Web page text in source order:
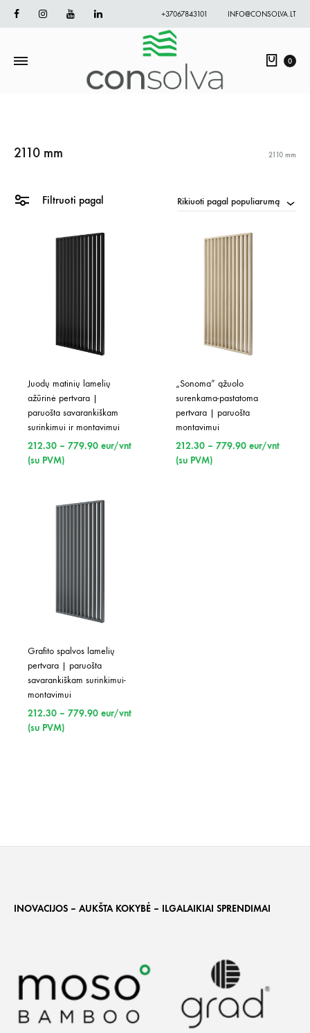
FacebookInstagramYoutubeLinkedin +37067843101 INFO@CONSOLVA.LT
0
2110 mm 2110 mm
Filtruoti pagal Rikiuoti pagal populiarumą
Juodų matinių lamelių
ažūrinė pertvara |
paruošta savarankiškam
surinkimui ir montavimui
212.30 – 779.90Price
779.90
eur/vnt
(su PVM)
„Sonoma” ąžuolo
surenkama-pastatoma
pertvara | paruošta
montavimui
212.30 – 779.90Price
eur/vnt
(su PVM)
Grafito spalvos lamelių
pertvara | paruošta
savarankiškam surinkimui-
montavimui
212.30 – 779.90Price
eur/vnt
(su PVM)
INOVACIJOS – AUKŠTA KOKYBĖ – ILGALAIKIAI SPRENDIMAI